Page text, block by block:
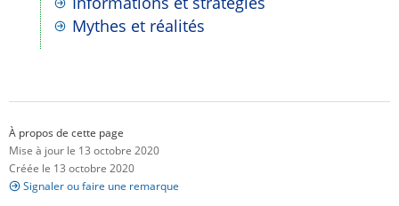
Mythes et réalités
À propos de cette page
Mise à jour le 13 octobre 2020
Créée le 13 octobre 2020
Signaler ou faire une remarque